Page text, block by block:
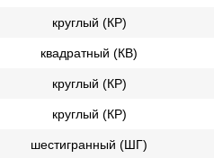
круглый (КР)
квадратный (КВ)
круглый (КР)
круглый (КР)
шестигранный (ШГ)